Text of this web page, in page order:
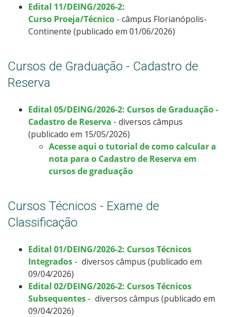
Edital 11/DEING/2026-2:
Curso Proeja/Técnico - câmpus Florianópolis-
Continente (publicado em 01/06/2026)
Cursos de Graduação - Cadastro de
Reserva
Edital 05/DEING/2026-2: Cursos de Graduação -
Cadastro de Reserva - diversos câmpus
(publicado em 15/05/2026)
Acesse aqui o tutorial de como calcular a
nota para o Cadastro de Reserva em
cursos de graduação
Cursos Técnicos - Exame de
Classificação
Edital 01/DEING/2026-2: Cursos Técnicos
Integrados - diversos câmpus (publicado em
09/04/2026)
Edital 02/DEING/2026-2: Cursos Técnicos
Subsequentes - diversos câmpus (publicado em
09/04/2026)